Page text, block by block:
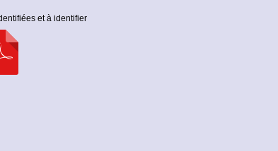
et à identifier